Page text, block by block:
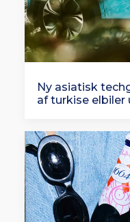
Ny asiatisk
af turkise elbiler